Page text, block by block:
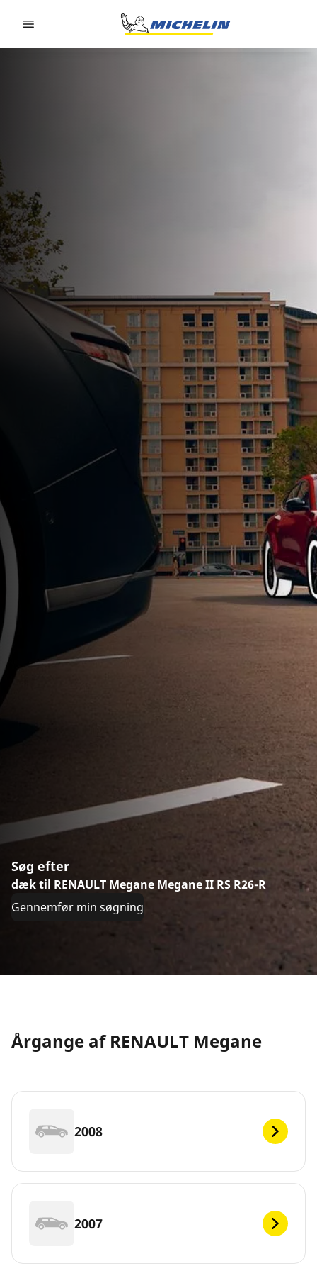
Søg efter
dæk til RENAULT Megane Megane II RS R26-R
Gennemfør min søgning
Årgange af RENAULT Megane
2008
2007